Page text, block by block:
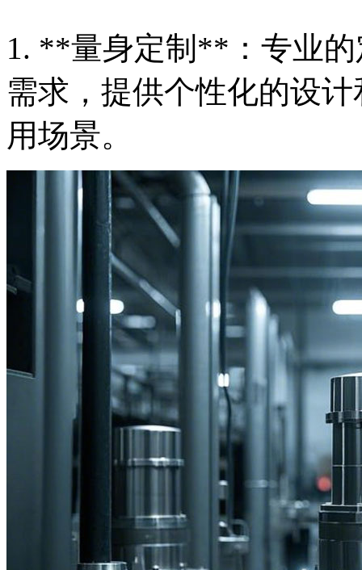
1. **量身定制**：专业
需求，提供个性化的设
用场景。